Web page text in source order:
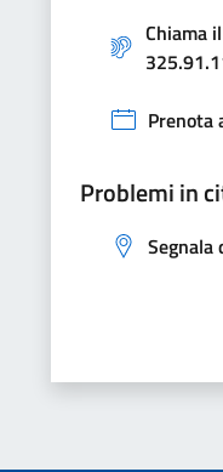
Chiama
Prenota
Problemi in
Segnala